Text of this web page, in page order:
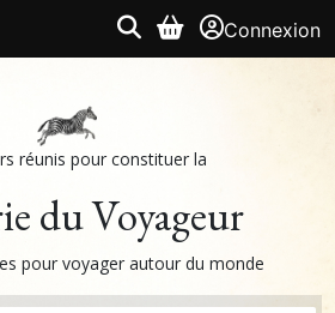
Connexion
réunis pour constituer la
du Voyageur
pour voyager autour du monde